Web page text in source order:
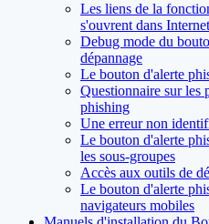
Les liens de la
s'ouvrent dans
Debug mode du
dépannage
Le bouton d'alerte
Questionnaire sur les
phishing
Une erreur non
Le bouton d'alerte
les sous-groupes
Accès aux outils de
Le bouton d'alerte
navigateurs mobiles